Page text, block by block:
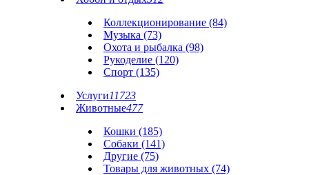
Коллекционирование (84)
Музыка (73)
Охота и рыбалка (98)
Рукоделие (120)
Спорт (135)
Услуги11723
Животные477
Кошки (185)
Собаки (141)
Другие (75)
Товары для животных (74)